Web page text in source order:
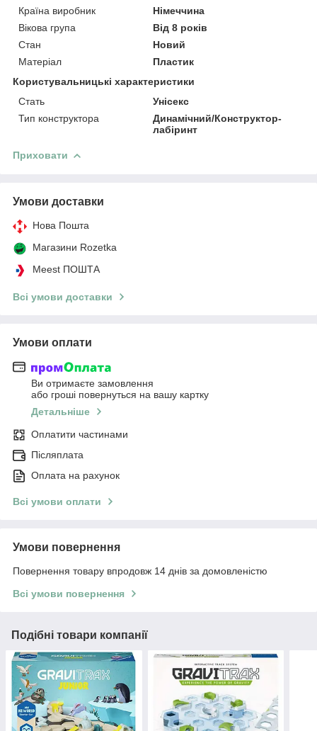
Країна виробник
Німеччина
Вікова група
Від 8 років
Стан
Новий
Матеріал
Пластик
Користувальницькі характеристики
Стать
Унісекс
Тип конструктора
Динамічний/Конструктор-
лабіринт
Приховати
Умови доставки
Нова Пошта
Магазини Rozetka
Meest ПОШТА
Всі умови доставки
Умови оплати
Ви отримаєте замовлення
або гроші повернуться на вашу картку
Детальніше
Оплатити частинами
Післяплата
Оплата на рахунок
Всі умови оплати
Умови повернення
Повернення товару впродовж 14 днів за домовленістю
Всі умови повернення
Подібні товари компанії